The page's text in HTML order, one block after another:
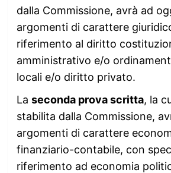
dalla Commissione, avrà ad
argomenti di carattere
riferimento al diritto
amministrativo e/o
locali e/o diritto privato.
La seconda prova scritta, la
stabilita dalla Commissione,
argomenti di carattere
finanziario-contabile, con
riferimento ad economia